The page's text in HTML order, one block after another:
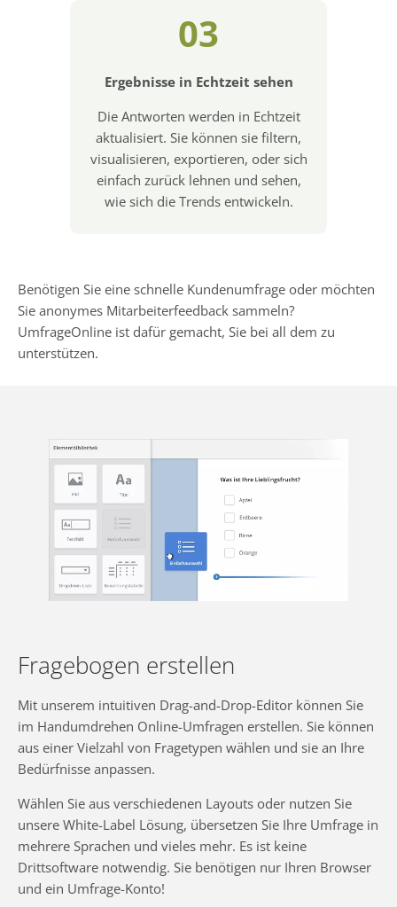
03
Ergebnisse in Echtzeit sehen
Die Antworten werden in Echtzeit
aktualisiert. Sie können sie filtern,
visualisieren, exportieren, oder sich
einfach zurück lehnen und sehen,
wie sich die Trends entwickeln.
Benötigen Sie eine schnelle Kundenumfrage oder möchten
Sie anonymes Mitarbeiterfeedback sammeln?
UmfrageOnline ist dafür gemacht, Sie bei all dem zu
unterstützen.
Fragebogen erstellen
Mit unserem intuitiven Drag-and-Drop-Editor können Sie
im Handumdrehen Online-Umfragen erstellen. Sie können
aus einer Vielzahl von Fragetypen wählen und sie an Ihre
Bedürfnisse anpassen.
Wählen Sie aus verschiedenen Layouts oder nutzen Sie
unsere White-Label Lösung, übersetzen Sie Ihre Umfrage in
mehrere Sprachen und vieles mehr. Es ist keine
Drittsoftware notwendig. Sie benötigen nur Ihren Browser
und ein Umfrage-Konto!